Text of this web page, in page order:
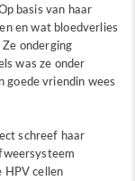
basis van haar
en wat bloedverlies
onderging
was ze onder
goede vriendin wees
schreef haar
HPV cellen